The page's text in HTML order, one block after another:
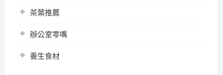
茶葉推薦
辦公室零嘴
養生食材